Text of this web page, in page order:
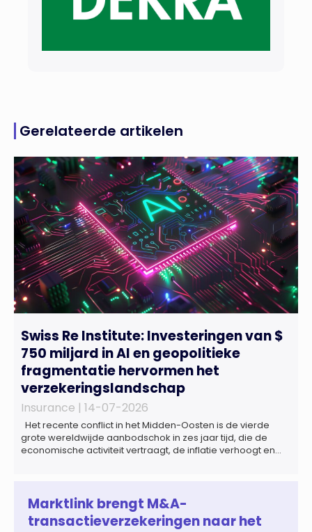
Gerelateerde artikelen
Swiss Re Institute: Investeringen van $
750 miljard in AI en geopolitieke
fragmentatie hervormen het
verzekeringslandschap
Insurance | 14-07-2026
Het recente conflict in het Midden-Oosten is de vierde
grote wereldwijde aanbodschok in zes jaar tijd, die de
economische activiteit vertraagt, de inflatie verhoogt en
wereldwijd naar verwachting afnemen tot 1,3% in reële
termen in […]
Marktlink brengt M&A-
transactieverzekeringen naar het